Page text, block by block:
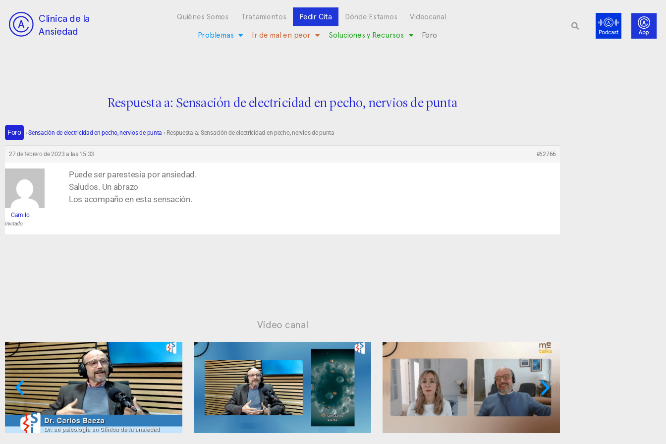
Clínica de la
Ansiedad
Quiénes Somos Tratamientos Pedir Cita Dónde Estamos Videocanal
Problemas Ir de mal en peor Soluciones y Recursos Foro
Respuesta a: Sensación de electricidad en pecho, nervios de punta
Foro › Sensación de electricidad en pecho, nervios de punta › Respuesta a: Sensación de electricidad en pecho, nervios de punta
27 de febrero de 2023 a las 15:33 #62766
Camilo
Invitado
Puede ser parestesia por ansiedad.
Saludos. Un abrazo
Los acompaño en esta sensación.
Vídeo canal